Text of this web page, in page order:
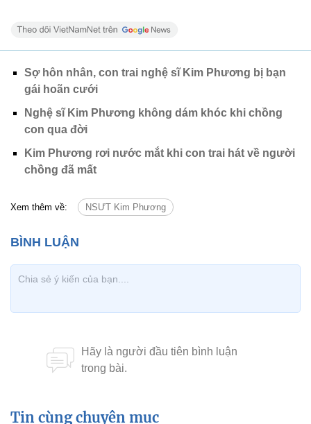
Sợ hôn nhân, con trai nghệ sĩ Kim Phương bị bạn
gái hoãn cưới
Nghệ sĩ Kim Phương không dám khóc khi chồng
con qua đời
Kim Phương rơi nước mắt khi con trai hát về người
chồng đã mất
Xem thêm về: NSƯT Kim Phương
Tin cùng chuyên mục